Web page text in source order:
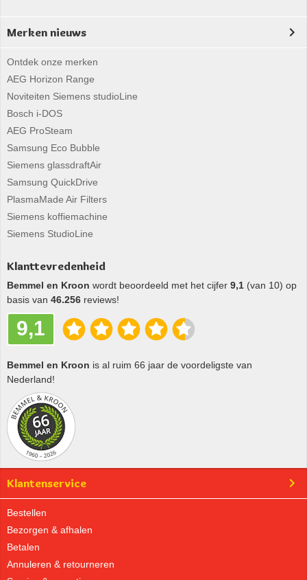
Merken nieuws
Ontdek onze merken
AEG Horizon Range
Noviteiten Siemens studioLine
Bosch i-DOS
AEG ProSteam
Samsung Eco Bubble
Siemens glassdraftAir
Samsung QuickDrive
PlasmaMade Air Filters
Siemens koffiemachine
Siemens StudioLine
Klanttevredenheid
Bemmel en Kroon wordt beoordeeld met het cijfer 9,1 (van 10) op
basis van 46.256 reviews!
9,1
Bemmel en Kroon is al ruim 66 jaar de voordeligste van
Nederland!
Klantenservice
Bestellen
Bezorgen & afhalen
Betalen
Annuleren & retourneren